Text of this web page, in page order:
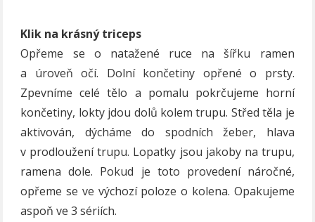
Klik na krásný triceps
Opřeme se o natažené ruce na šířku ramen
a úroveň očí. Dolní končetiny opřené o prsty.
Zpevníme celé tělo a pomalu pokrčujeme horní
končetiny, lokty jdou dolů kolem trupu. Střed těla je
aktivován, dýcháme do spodních žeber, hlava
v prodloužení trupu. Lopatky jsou jakoby na trupu,
ramena dole. Pokud je toto provedení náročné,
opřeme se ve výchozí poloze o kolena. Opakujeme
aspoň ve 3 sériích.